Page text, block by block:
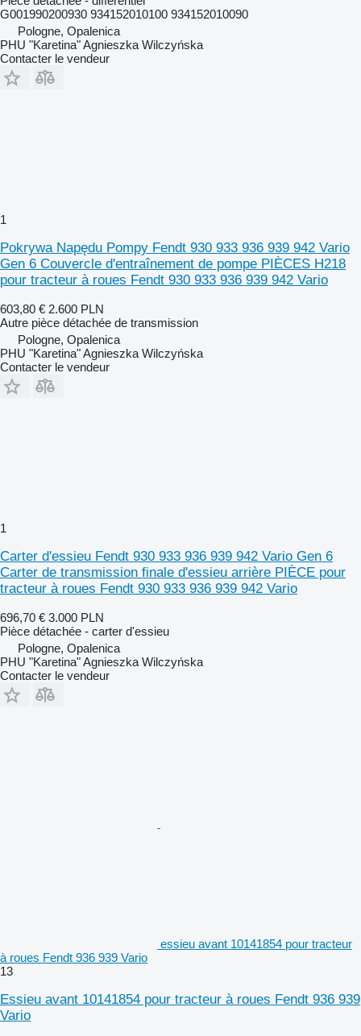
G001990200930 934152010100 934152010090
Pologne, Opalenica
PHU "Karetina" Agnieszka Wilczyńska
Contacter le vendeur
1
Pokrywa Napędu Pompy Fendt 930 933 936 939 942 Vario
Gen 6 Couvercle d'entraînement de pompe PIÈCES H218
pour tracteur à roues Fendt 930 933 936 939 942 Vario
603,80 € 2.600 PLN
Autre pièce détachée de transmission
Pologne, Opalenica
PHU "Karetina" Agnieszka Wilczyńska
Contacter le vendeur
1
Carter d'essieu Fendt 930 933 936 939 942 Vario Gen 6
Carter de transmission finale d'essieu arrière PIÈCE pour
tracteur à roues Fendt 930 933 936 939 942 Vario
696,70 € 3.000 PLN
Pièce détachée - carter d'essieu
Pologne, Opalenica
PHU "Karetina" Agnieszka Wilczyńska
Contacter le vendeur
essieu avant 10141854 pour tracteur
à roues Fendt 936 939 Vario
13
Essieu avant 10141854 pour tracteur à roues Fendt 936 939
Vario